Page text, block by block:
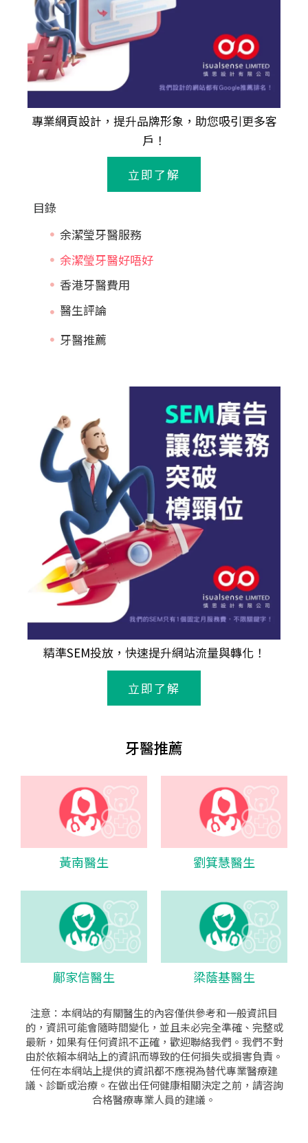
專業網頁設計 ，提升品牌形象，助您吸引更多客
戶！
立即了解
目錄
余潔瑩牙醫服務
余潔瑩牙醫好唔好
香港牙醫費用
牙醫推薦
精準SEM投放，快速提升網站流量與轉化！
立即了解
牙醫推薦
黃南醫生 劉箕慧醫生
鄺家信醫生 梁蔭基醫生
注意：本網站的有關醫生的內容僅供參考和一般資訊目
的，資訊可能會隨時間變化，並且未必完全準確、完整或
最新，如果有任何資訊不正確，歡迎聯絡我們。我們不對
由於依賴本網站上的資訊而導致的任何損失或損害負責。
任何在本網站上提供的資訊都不應視為替代專業醫療建
議、診斷或治療。在做出任何健康相關決定之前，請咨詢
合格醫療專業人員的建議。